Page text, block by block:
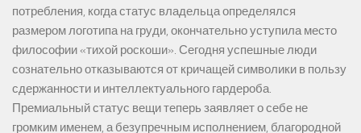
потребления, когда статус владельца определялся
размером логотипа на груди, окончательно уступила место
философии «тихой роскоши». Сегодня успешные люди
сознательно отказываются от кричащей символики в пользу
сдержанности и интеллектуального гардероба.
Премиальный статус вещи теперь заявляет о себе не
громким именем, а безупречным исполнением, благородной